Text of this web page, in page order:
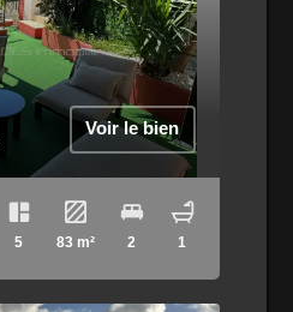
Voir le bien
5 83 m² 2 1